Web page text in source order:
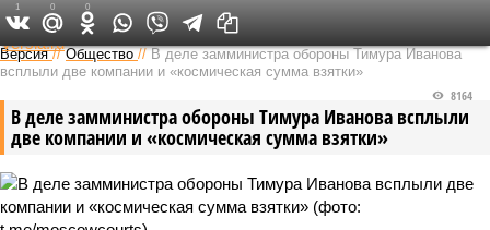
Федеральный выпуск
Версия //Общество //В деле замминистра обороны Тимура Иванова
всплыли две компании и «космическая сумма взятки»
В деле замминистра обороны Тимура Иванова всплыли
две компании и «космическая сумма взятки»
8164
1 0 0